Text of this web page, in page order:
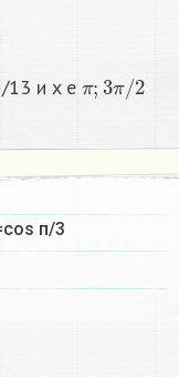
13 и x e 3π 2
п/3